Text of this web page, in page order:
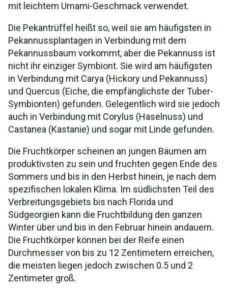
mit leichtem Umami-Geschmack verwendet.
Die Pekantrüffel heißt so, weil sie am häufigsten in
Pekannussplantagen in Verbindung mit dem
Pekannussbaum vorkommt, aber die Pekannuss ist
nicht ihr einziger Symbiont. Sie wird am häufigsten
in Verbindung mit Carya (Hickory und Pekannuss)
und Quercus (Eiche, die empfänglichste der Tuber-
Symbionten) gefunden. Gelegentlich wird sie jedoch
auch in Verbindung mit Corylus (Haselnuss) und
Castanea (Kastanie) und sogar mit Linde gefunden.
Die Fruchtkörper scheinen an jungen Bäumen am
produktivsten zu sein und fruchten gegen Ende des
Sommers und bis in den Herbst hinein, je nach dem
spezifischen lokalen Klima. Im südlichsten Teil des
Verbreitungsgebiets bis nach Florida und
Südgeorgien kann die Fruchtbildung den ganzen
Winter über und bis in den Februar hinein andauern.
Die Fruchtkörper können bei der Reife einen
Durchmesser von bis zu 12 Zentimetern erreichen,
die meisten liegen jedoch zwischen 0.5 und 2
Zentimeter groß.